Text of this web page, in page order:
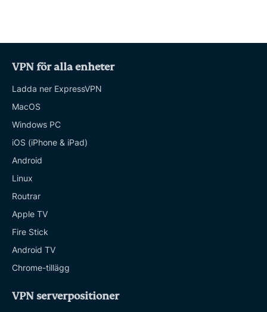
VPN för alla enheter
Ladda ner ExpressVPN
MacOS
Windows PC
iOS (iPhone & iPad)
Android
Linux
Routrar
Apple TV
Fire Stick
Android TV
Chrome-tillägg
VPN serverpositioner